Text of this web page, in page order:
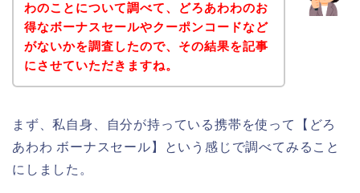
わのことについて調べて、どろあわわのお
得なボーナスセールやクーポンコードなど
がないかを調査したので、その結果を記事
にさせていただきますね。
まず、私自身、自分が持っている携帯を使って【どろ
あわわ ボーナスセール】という感じで調べてみること
にしました。